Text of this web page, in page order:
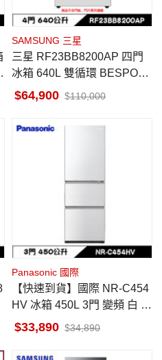
SAMSUNG 三星
三星 RF23BB8200AP 四門
冰箱 640L 雙循環 BESPOK
E 自訂門板 (需要另外購買門
64,900 110,000
Panasonic 國際
【快速到貨】國際 NR-C454
HV 冰箱 450L 3門 變頻 白 台
南地區當天中午前下單隔天
33,890 34,890